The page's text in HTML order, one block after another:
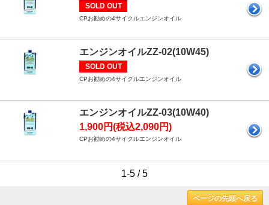
SOLD OUT
CPお勧めの4サイクルエンジンオイル
エンジンオイルZZ-02(10W45)
SOLD OUT
CPお勧めの4サイクルエンジンオイル
エンジンオイルZZ-03(10W40)
1,900円(税込2,090円)
CPお勧めの4サイクルエンジンオイル
1-5 / 5
ページの先頭へ戻る